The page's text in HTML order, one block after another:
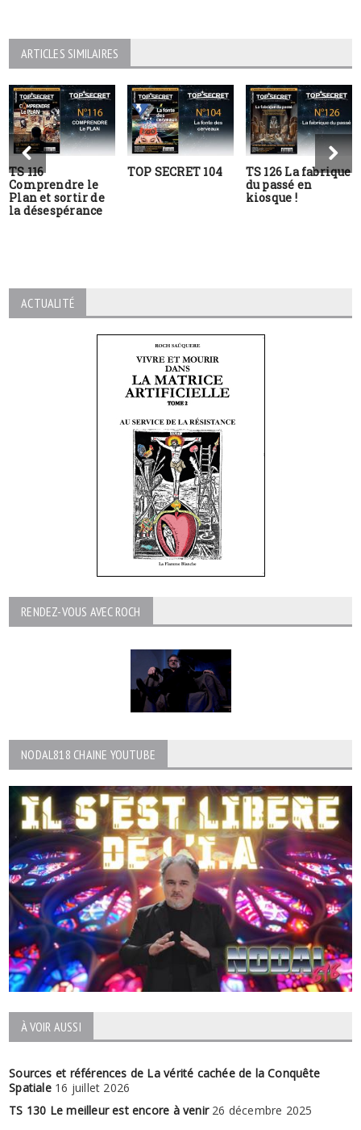
ARTICLES SIMILAIRES
TS 116
Comprendre le
Plan et sortir de
la désespérance
TOP SECRET 104
TS 126 La fabrique
du passé en
kiosque !
ACTUALITÉ
RENDEZ-VOUS AVEC ROCH
NODAL818 CHAINE YOUTUBE
À VOIR AUSSI
Sources et références de La vérité cachée de la Conquête
Spatiale 16 juillet 2026
TS 130 Le meilleur est encore à venir 26 décembre 2025